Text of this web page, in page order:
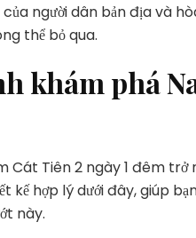
người dân bản địa và
thể bỏ qua.
khám phá
Cát Tiên 2 ngày 1 đêm
kế hợp lý dưới đây, giúp
này.